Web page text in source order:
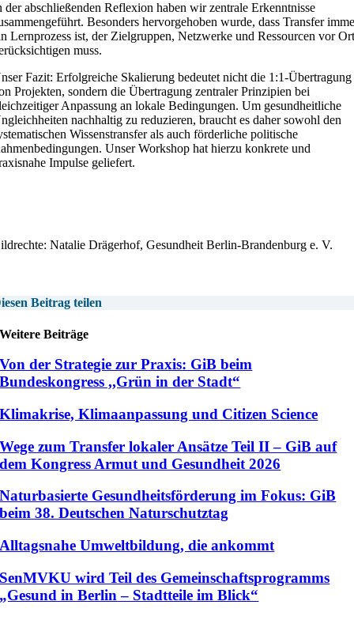
der abschließenden Reflexion haben wir zentrale Erkenntnisse
Besonders hervorgehoben wurde, dass Transfer
Lernprozess ist, der Zielgruppen, Netzwerke und Ressourcen vor
muss.
Fazit: Erfolgreiche Skalierung bedeutet nicht die 1:1-Übertragung
Projekten, sondern die Übertragung zentraler Prinzipien bei
Anpassung an lokale Bedingungen. Um gesundheitliche
nachhaltig zu reduzieren, braucht es daher sowohl den
Wissenstransfer als auch förderliche politische
Unser Workshop hat hierzu konkrete und
Impulse geliefert.
Natalie Drägerhof, Gesundheit Berlin-Brandenburg e. V.
Beitrag teilen
Weitere Beiträge
Von der Strategie zur Praxis: GiB beim
Bundeskongress ,,Grün in der Stadt“
Klimakrise, Klimaanpassung und Citizen Science
Wege zum Transfer lokaler Ansätze Teil II – GiB auf
dem Kongress Armut und Gesundheit 2026
Naturbasierte Gesundheitsförderung im Fokus: GiB
beim 38. Deutschen Naturschutztag
Alltagsnahe Umweltbildung, die ankommt
SenMVKU wird Teil des Gemeinschaftsprogramms
„Gesund in Berlin – Stadtteile im Blick“